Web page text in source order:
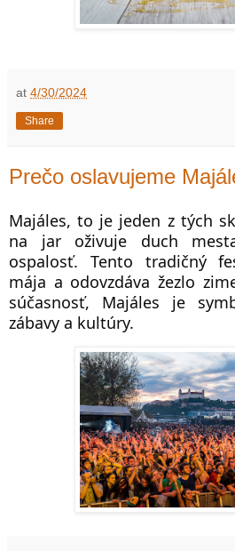
at 4/30/2024
Share
Prečo oslavujeme
Majáles, to je jeden z tých
na jar oživuje duch
ospalosť. Tento tradičný
mája a odovzdáva žezlo
súčasnosť, Majáles je
zábavy a kultúry.